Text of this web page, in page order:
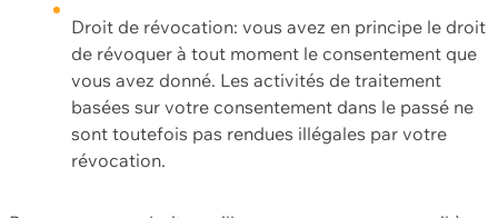
Droit de révocation: vous avez en principe le droit
de révoquer à tout moment le consentement que
vous avez donné. Les activités de traitement
basées sur votre consentement dans le passé ne
sont toutefois pas rendues illégales par votre
révocation.